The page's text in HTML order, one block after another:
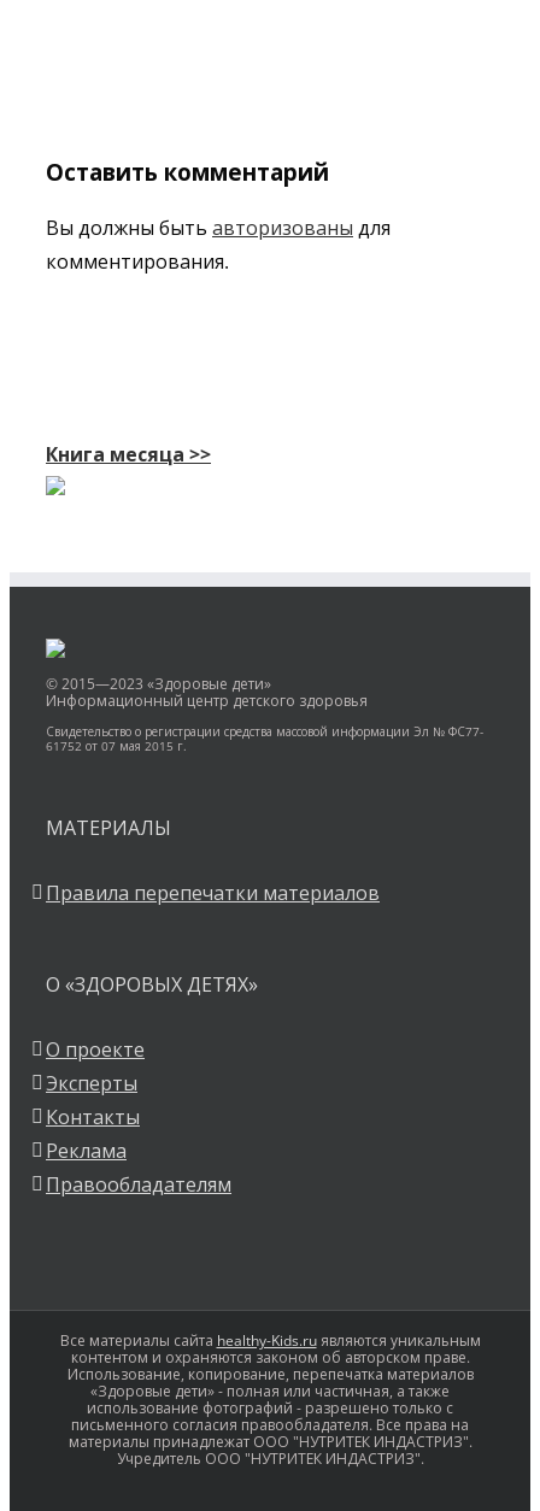
Оставить комментарий
Вы должны быть авторизованы для
комментирования.
Книга месяца >>
© 2015—2023 «Здоровые дети»
Информационный центр детского здоровья
Свидетельство о регистрации средства массовой информации Эл № ФС77-
61752 от 07 мая 2015 г.
МАТЕРИАЛЫ
Правила перепечатки материалов
О «ЗДОРОВЫХ ДЕТЯХ»
О проекте
Эксперты
Контакты
Реклама
Правообладателям
Все материалы сайта healthy-Kids.ruявляются уникальным
контентом и охраняются законом об авторском праве.
Использование, копирование, перепечатка материалов
«Здоровые дети» - полная или частичная, а также
использование фотографий - разрешено только с
письменного согласия правообладателя. Все права на
материалы принадлежат ООО "НУТРИТЕК ИНДАСТРИЗ".
Учредитель ООО "НУТРИТЕК ИНДАСТРИЗ".